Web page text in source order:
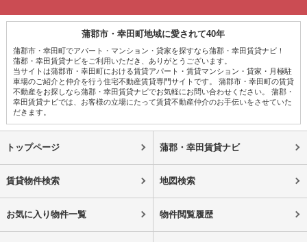
蒲郡市・幸田町地域に愛されて40年
蒲郡市・幸田町でアパート・マンション・貸家を探すなら蒲郡・幸田賃貸ナビ！
蒲郡・幸田賃貸ナビをご利用いただき、ありがとうございます。
当サイトは蒲郡市・幸田町における賃貸アパート・賃貸マンション・貸家・月極駐
車場のご紹介と仲介を行う住宅不動産賃貸専門サイトです。 蒲郡市・幸田町の賃貸
不動産をお探しなら蒲郡・幸田賃貸ナビでお気軽にお問い合わせください。 蒲郡・
幸田賃貸ナビでは、お客様の立場にたって賃貸不動産仲介のお手伝いをさせていた
だきます。
トップページ 蒲郡・幸田賃貸ナビ
賃貸物件検索 地図検索
お気に入り物件一覧 物件閲覧履歴